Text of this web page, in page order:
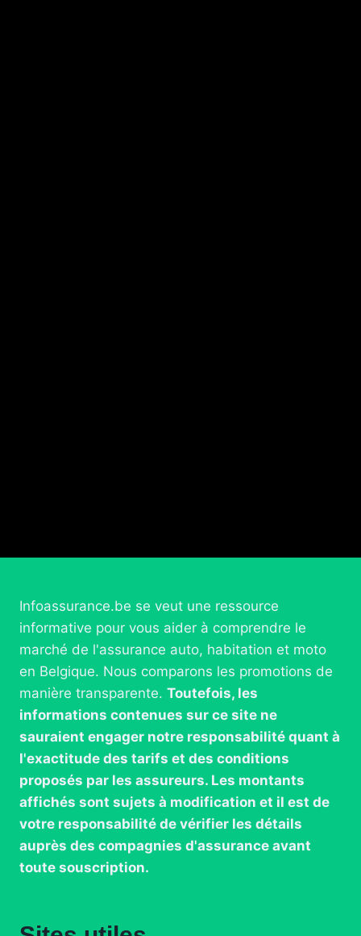
Infoassurance.be se veut une ressource
informative pour vous aider à comprendre le
marché de l'assurance auto, habitation et moto
en Belgique. Nous comparons les promotions de
manière transparente. Toutefois, les
informations contenues sur ce site ne
sauraient engager notre responsabilité quant à
l'exactitude des tarifs et des conditions
proposés par les assureurs. Les montants
affichés sont sujets à modification et il est de
votre responsabilité de vérifier les détails
auprès des compagnies d'assurance avant
toute souscription.